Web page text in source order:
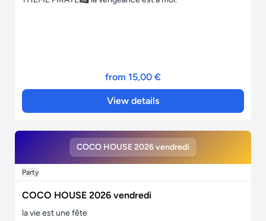
from 15,00 €
View details
COCO HOUSE 2026 vendredi
Party
COCO HOUSE 2026 vendredi
la vie est une fête